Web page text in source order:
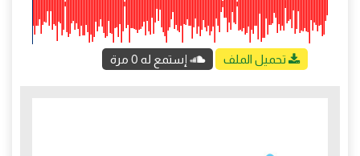
تحميل الملف إستمع له 0 مرة